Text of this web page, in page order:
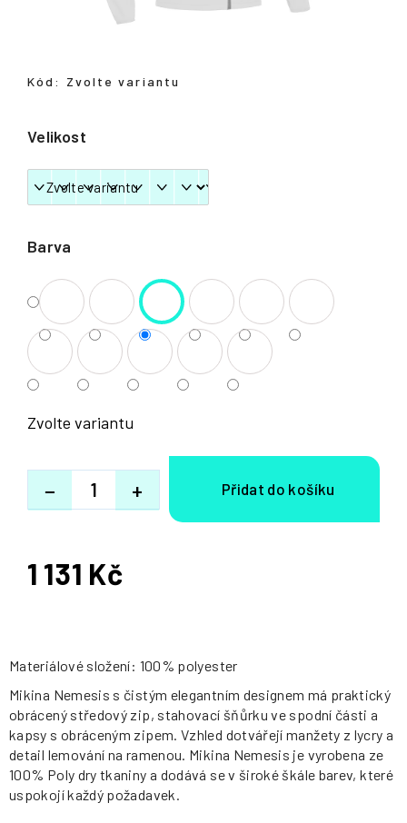
Barva
Velikost
Zvolte variantu
+
−
Kód: Zvolte variantu
1 131 Kč
Měrná
Materiálové složení: 100% polyester
Mikina Nemesis s čistým elegantním designem má praktický
obrácený středový zip, stahovací šňůrku ve spodní části a
kapsy s obráceným zipem. Vzhled dotvářejí manžety z lycry a
detail lemování na ramenou. Mikina Nemesis je vyrobena ze
100% Poly dry tkaniny a dodává se v široké škále barev, které
uspokojí každý požadavek.